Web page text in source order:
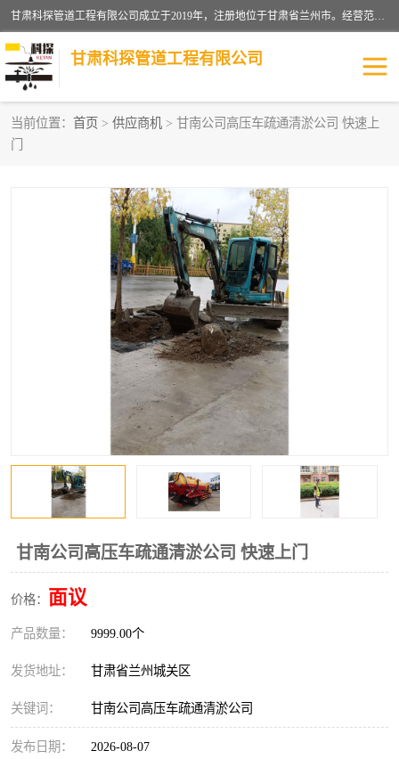
甘肃科探管道工程有限公司成立于2019年，注册地位于甘肃省兰州市。经营范围包括管道安装、清洗、疏通、维修、检测，防水工程，工程钻孔，化粪池清理，暖气安装，给排水管道安装维修，室内外管道如消防、供水、供热管道漏水检测定位，室内外防水堵漏等。
甘肃科探管道工程有限公司
当前位置： 首页 > 供应商机 > 甘南公司高压车疏通清淤公司 快速上
门
甘南公司高压车疏通清淤公司 快速上门
价格： 面议
产品数量： 9999.00个
发货地址： 甘肃省兰州城关区
关键词： 甘南公司高压车疏通清淤公司
发布日期： 2026-08-07
漏水检查维修 消防管道漏水
供热管道漏水 排水管道漏水
自来水管漏水 管道疏通
高压车疏通清淤